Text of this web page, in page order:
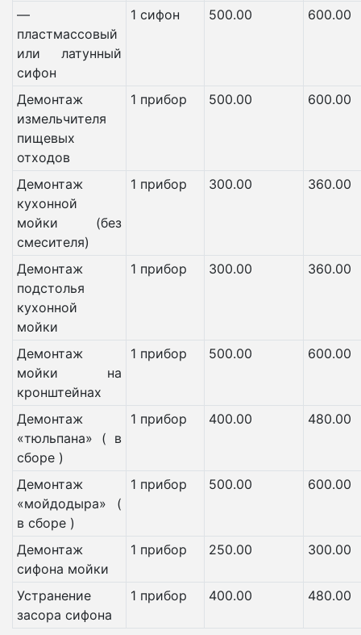
—
пластмассовый
или латунный
сифон
1 сифон 500.00 600.00
Демонтаж
измельчителя
пищевых
отходов
1 прибор 500.00 600.00
Демонтаж
кухонной
мойки (без
смесителя)
1 прибор 300.00 360.00
Демонтаж
подстолья
кухонной
мойки
1 прибор 300.00 360.00
Демонтаж
мойки на
кронштейнах
1 прибор 500.00 600.00
Демонтаж
«тюльпана» ( в
сборе )
1 прибор 400.00 480.00
Демонтаж
«мойдодыра» (
в сборе )
1 прибор 500.00 600.00
Демонтаж
сифона мойки
1 прибор 250.00 300.00
Устранение
засора сифона
1 прибор 400.00 480.00